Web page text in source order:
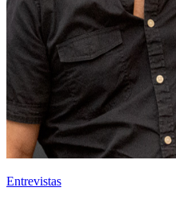
Entrevistas